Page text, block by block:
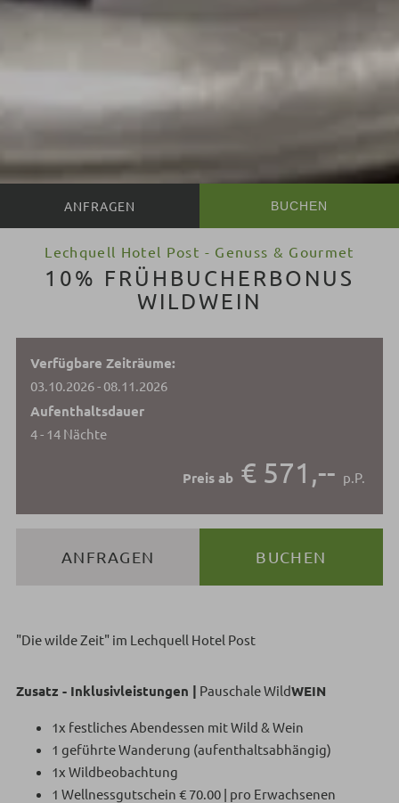
BUCHEN
Lechquell Hotel Post - Genuss & Gourmet
10% FRÜHBUCHERBONUS
WILDWEIN
"Die wilde Zeit" im Lechquell Hotel Post
Zusatz - Inklusivleistungen | Pauschale WildWEIN
1x festliches Abendessen mit Wild & Wein
1 geführte Wanderung (aufenthaltsabhängig)
1x Wildbeobachtung
1 Wellnessgutschein € 70.00 | pro Erwachsenen
Verfügbare Zeiträume:
03.10.2026 - 08.11.2026
Aufenthaltsdauer
4 - 14 Nächte
Preis ab € 571,-- p.P.
ANFRAGEN BUCHEN